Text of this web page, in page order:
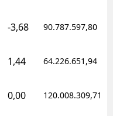
-3,68 90.787.597,80
1,44 64.226.651,94
0,00 120.008.309,71